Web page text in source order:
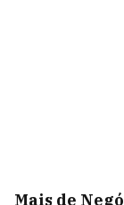
Mais de